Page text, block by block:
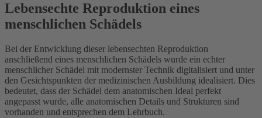
Lebensechte Reproduktion eines
menschlichen Schädels
Bei der Entwicklung dieser lebensechten Reproduktion
anschließend eines menschlichen Schädels wurde ein echter
menschlicher Schädel mit modernster Technik digitalisiert und unter
den Gesichtspunkten der medizinischen Ausbildung idealisiert. Dies
bedeutet, dass der Schädel dem anatomischen Ideal perfekt
angepasst wurde, alle anatomischen Details und Strukturen sind
vorhanden und entsprechen dem Lehrbuch.